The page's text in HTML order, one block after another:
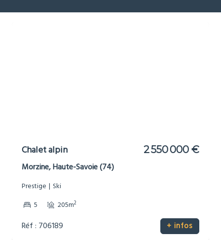
Chalet alpin 2 550 000 €
Morzine, Haute-Savoie (74)
Prestige
Ski
5
205m2
Réf : 706189 + infos